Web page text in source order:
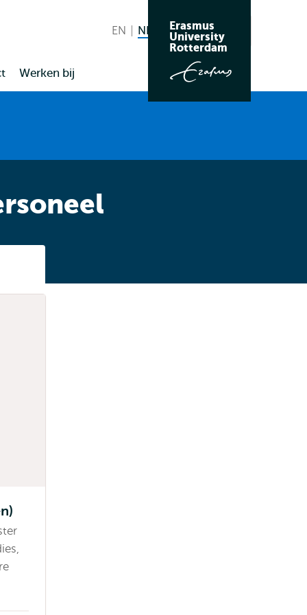
taal
EN English
NL Nederlands huidige taal
Zoeken
Erasmus
University
Rotterdam
Werken bij